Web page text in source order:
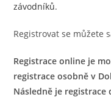
závodníků.
Registrovat se můžete
Registrace online je
registrace osobně v
Následně je registrace